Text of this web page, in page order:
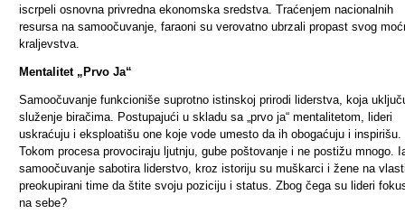
iscrpeli osnovna privredna ekonomska sredstva. Traćenjem nacionalnih
resursa na samoočuvanje, faraoni su verovatno ubrzali propast svog
kraljevstva.
Mentalitet „Prvo Ja“
Samoočuvanje funkcioniše suprotno istinskoj prirodi liderstva, koja
služenje biračima. Postupajući u skladu sa „prvo ja“ mentalitetom, lideri
uskraćuju i eksploatišu one koje vode umesto da ih obogaćuju i inspirišu.
Tokom procesa provociraju ljutnju, gube poštovanje i ne postižu mnogo.
samoočuvanje sabotira liderstvo, kroz istoriju su muškarci i žene na
preokupirani time da štite svoju poziciju i status. Zbog čega su lideri
na sebe?